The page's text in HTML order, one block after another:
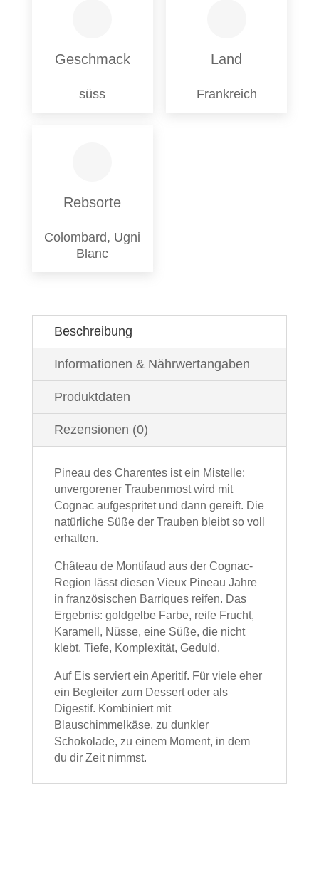
Geschmack
süss
Land
Frankreich
Rebsorte
Colombard, Ugni
Blanc
Beschreibung
Informationen & Nährwertangaben
Produktdaten
Rezensionen (0)
Pineau des Charentes ist ein Mistelle:
unvergorener Traubenmost wird mit
Cognac aufgespritet und dann gereift. Die
natürliche Süße der Trauben bleibt so voll
erhalten.
Château de Montifaud aus der Cognac-
Region lässt diesen Vieux Pineau Jahre
in französischen Barriques reifen. Das
Ergebnis: goldgelbe Farbe, reife Frucht,
Karamell, Nüsse, eine Süße, die nicht
klebt. Tiefe, Komplexität, Geduld.
Auf Eis serviert ein Aperitif. Für viele eher
ein Begleiter zum Dessert oder als
Digestif. Kombiniert mit
Blauschimmelkäse, zu dunkler
Schokolade, zu einem Moment, in dem
du dir Zeit nimmst.